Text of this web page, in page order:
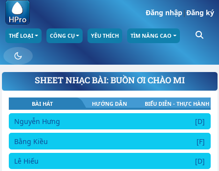
Đăng nhập|Đăng ký
THỂ LOẠI CÔNG CỤ YÊU THÍCH TÌM NÂNG CAO
SHEET NHẠC BÀI: BUỒN ƠI CHÀO MI
BÀI HÁT HƯỚNG DẪN BIỂU DIỄN - THỰC HÀNH
Nguyễn Hưng [D]
Bằng Kiều [F]
Lê Hiếu [D]